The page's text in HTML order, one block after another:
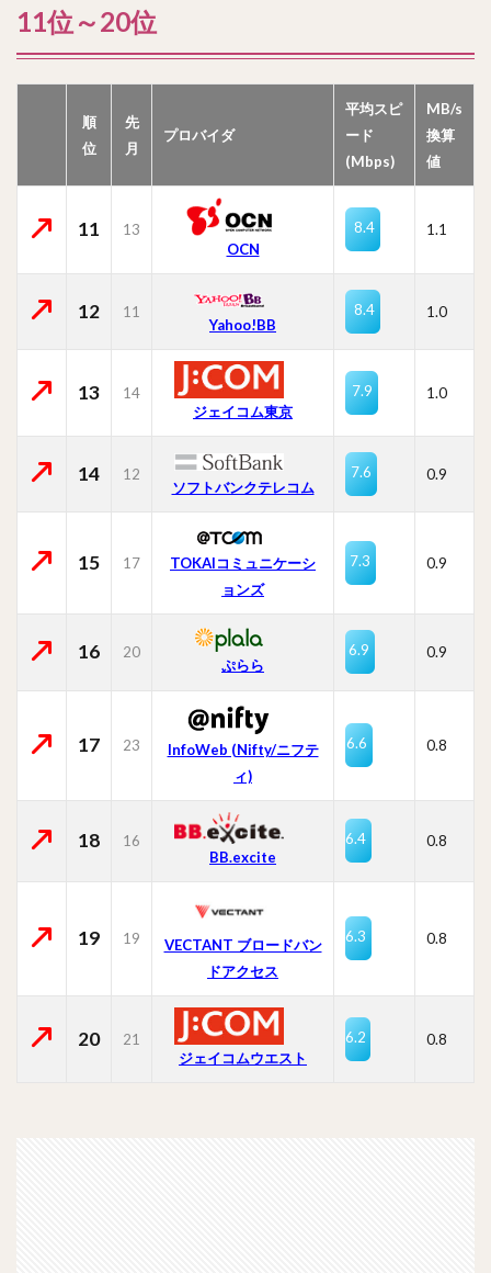
11位～20位
順
位
先
月
プロバイダ
平均スピ
ード
(Mbps)
MB/s
換算
値
11
13
OCN
8.4 1.1
12 11
Yahoo!BB
8.4 1.0
13
14
ジェイコム東京
7.9 1.0
14 12
ソフトバンクテレコム
7.6 0.9
15 17
TOKAIコミュニケーシ
ョンズ
7.3 0.9
16 20
ぷらら
6.9 0.9
17 23
InfoWeb (Nifty/ニフテ
ィ)
6.6 0.8
18
16
BB.excite
6.4 0.8
19 19
VECTANT ブロードバン
ドアクセス
6.3 0.8
20
21
ジェイコムウエスト
6.2 0.8